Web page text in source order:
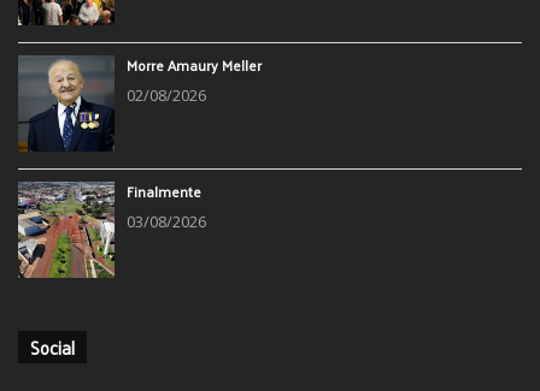
Morre Amaury Meller
02/08/2026
Finalmente
03/08/2026
Social